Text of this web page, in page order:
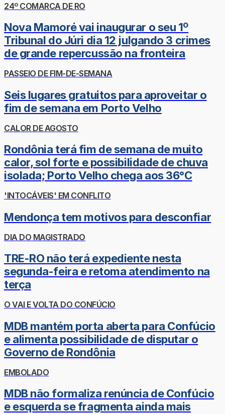
24º COMARCA DE RO
Nova Mamoré vai inaugurar o seu 1º
Tribunal do Júri dia 12 julgando 3 crimes
de grande repercussão na fronteira
PASSEIO DE FIM-DE-SEMANA
Seis lugares gratuitos para aproveitar o
fim de semana em Porto Velho
CALOR DE AGOSTO
Rondônia terá fim de semana de muito
calor, sol forte e possibilidade de chuva
isolada; Porto Velho chega aos 36°C
'INTOCÁVEIS' EM CONFLITO
Mendonça tem motivos para desconfiar
DIA DO MAGISTRADO
TRE-RO não terá expediente nesta
segunda-feira e retoma atendimento na
terça
O VAI E VOLTA DO CONFÚCIO
MDB mantém porta aberta para Confúcio
e alimenta possibilidade de disputar o
Governo de Rondônia
EMBOLADO
MDB não formaliza renúncia de Confúcio
e esquerda se fragmenta ainda mais